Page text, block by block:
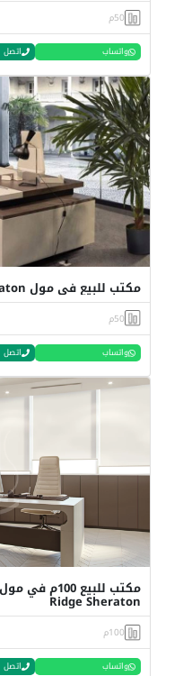
50م
واتساب اتصل
مكتب للبيع في مول Sky Ridge Sheraton
50م
واتساب اتصل
Ridge Sheraton
100م
واتساب اتصل